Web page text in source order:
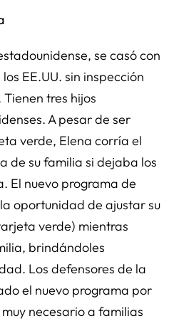
se casó con
EE.UU. sin inspección
tres hijos
A pesar de ser
verde, Elena corría el
de su familia si dejaba los
El nuevo programa de
oportunidad de ajustar su
verde) mientras
brindándoles
Los defensores de la
el nuevo programa por
necesario a familias